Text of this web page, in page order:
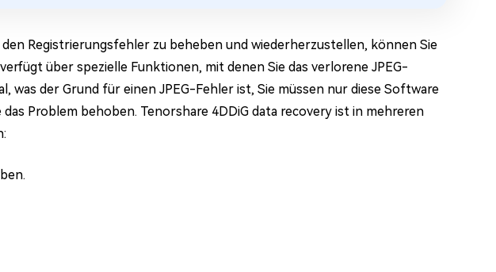
Registrierungsfehler zu beheben und wiederherzustellen, können Sie
über spezielle Funktionen, mit denen Sie das verlorene JPEG-
was der Grund für einen JPEG-Fehler ist, Sie müssen nur diese Software
Problem behoben. Tenorshare 4DDiG data recovery ist in mehreren